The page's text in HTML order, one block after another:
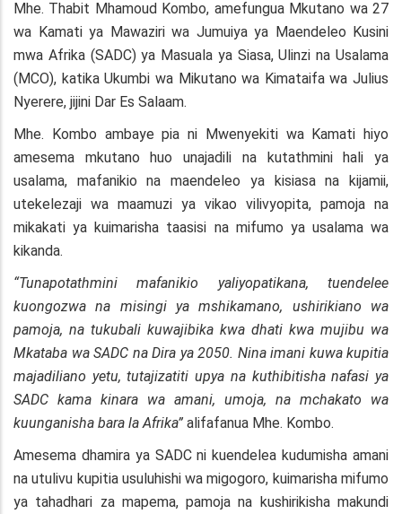
Mhe. Thabit Mhamoud Kombo, amefungua Mkutano wa 27
wa Kamati ya Mawaziri wa Jumuiya ya Maendeleo Kusini
mwa Afrika (SADC) ya Masuala ya Siasa, Ulinzi na Usalama
(MCO), katika Ukumbi wa Mikutano wa Kimataifa wa Julius
Nyerere, jijini Dar Es Salaam.
Mhe. Kombo ambaye pia ni Mwenyekiti wa Kamati hiyo
amesema mkutano huo unajadili na kutathmini hali ya
usalama, mafanikio na maendeleo ya kisiasa na kijamii,
utekelezaji wa maamuzi ya vikao vilivyopita, pamoja na
mikakati ya kuimarisha taasisi na mifumo ya usalama wa
kikanda.
“Tunapotathmini mafanikio yaliyopatikana, tuendelee
kuongozwa na misingi ya mshikamano, ushirikiano wa
pamoja, na tukubali kuwajibika kwa dhati kwa mujibu wa
Mkataba wa SADC na Dira ya 2050. Nina imani kuwa kupitia
majadiliano yetu, tutajizatiti upya na kuthibitisha nafasi ya
SADC kama kinara wa amani, umoja, na mchakato wa
kuunganisha bara la Afrika” alifafanua Mhe. Kombo.
Amesema dhamira ya SADC ni kuendelea kudumisha amani
na utulivu kupitia usuluhishi wa migogoro, kuimarisha mifumo
ya tahadhari za mapema, pamoja na kushirikisha makundi